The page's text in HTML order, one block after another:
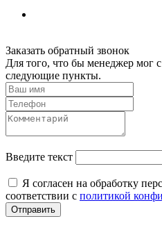
Заказать обратный звонок
Для того, что бы менеджер мог
следующие пункты.
Введите текст
Я согласен на обработку
соответствии с политикой
Отправить